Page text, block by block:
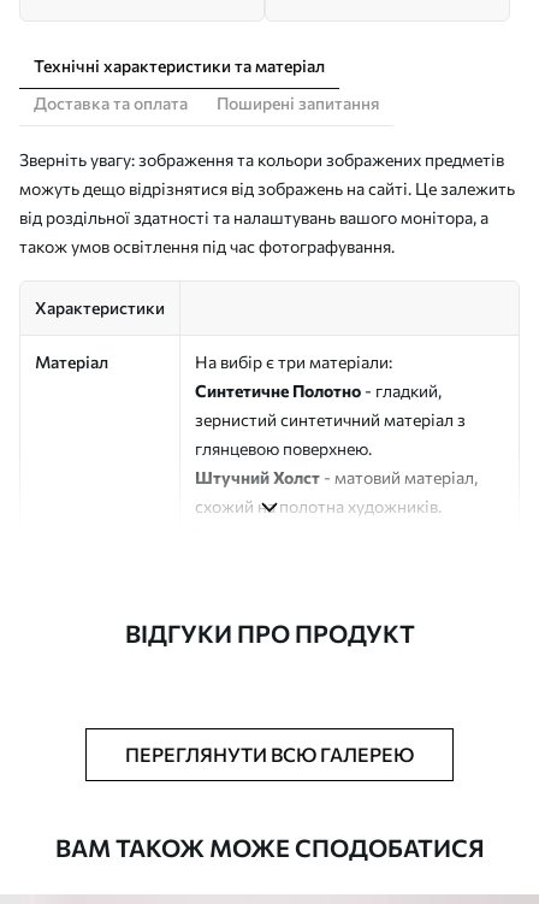
Технічні характеристики та матеріал
Доставка та оплата
Поширені запитання
Зверніть увагу: зображення та кольори зображених предметів
можуть дещо відрізнятися від зображень на сайті. Це залежить
від роздільної здатності та налаштувань вашого монітора, а
також умов освітлення під час фотографування.
Характеристики
Матеріал
На вибір є три матеріали:
Синтетичне Полотно - гладкий,
зернистий синтетичний матеріал з
глянцевою поверхнею.
Штучний Холст - матовий матеріал,
схожий на полотна художників.
Додатково Можна додати лакове покриття.
ВІДГУКИ ПРО ПРОДУКТ
ПЕРЕГЛЯНУТИ ВСЮ ГАЛЕРЕЮ
ВАМ ТАКОЖ МОЖЕ СПОДОБАТИСЯ